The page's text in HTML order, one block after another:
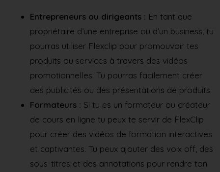
Entrepreneurs ou dirigeants : En tant que
propriétaire d’une entreprise ou d’un business, tu
pourras utiliser Flexclip pour promouvoir tes
produits ou services à travers des vidéos
promotionnelles. Tu pourras facilement créer
des publicités ou des présentations de produits.
Formateurs : Si tu es un formateur ou créateur
de cours en ligne tu peux te servir de FlexClip
pour créer des vidéos de formation interactives
et captivantes. Tu peux ajouter des voix off, des
sous-titres et des annotations pour rendre ton